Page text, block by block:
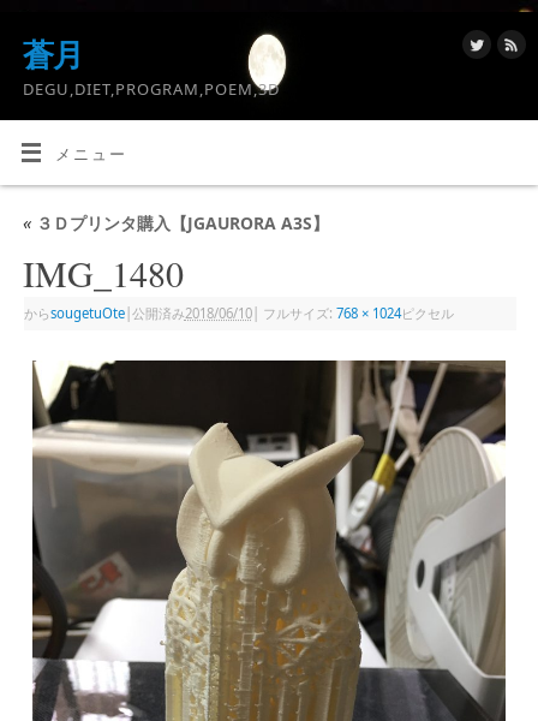
蒼月
DEGU,DIET,PROGRAM,POEM,3D
メニュー
«３Ｄプリンタ購入【JGAURORA A3S】
IMG_1480
からsougetuOte| 公開済み2018/06/10| フルサイズ: 768 × 1024ピクセル